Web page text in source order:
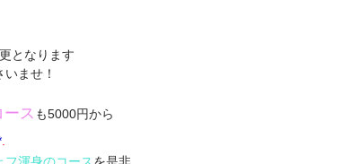
となります
ませ！
ース も5000円から